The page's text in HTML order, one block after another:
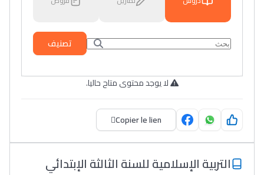
تصنيف
لا يوجد محتوى متاح حاليا.
Copier le lien
التربية الإسلامية للسنة الثالثة الإبتدائي